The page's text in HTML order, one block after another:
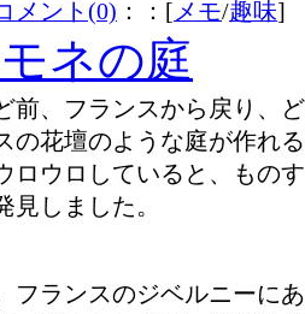
メント(0) ：：[メモ/趣味]
モネの庭
前、フランスから戻り、
の花壇のような庭が作れ
ロウロしていると、もの
見しました。
フランスのジベルニーに